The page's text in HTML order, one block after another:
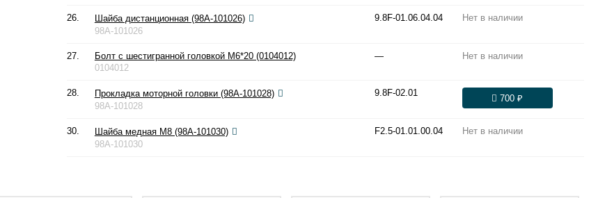
26.
Шайба дистанционная (98A-101026)
98A-101026
9.8F-01.06.04.04 Нет в наличии
27.
Болт с шестигранной головкой М6*20 (0104012)
0104012
— Нет в наличии
28.
Прокладка моторной головки (98A-101028)
98A-101028
9.8F-02.01
700 ₽
30.
Шайба медная М8 (98A-101030)
98A-101030
F2.5-01.01.00.04 Нет в наличии